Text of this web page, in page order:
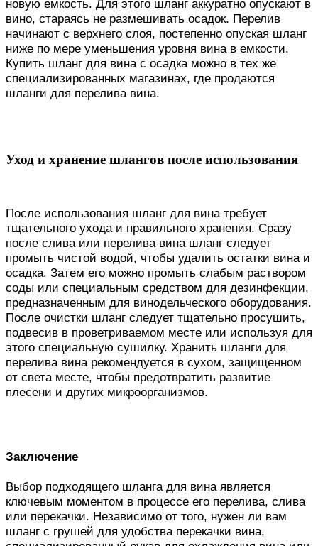
новую емкость. Для этого шланг аккуратно опускают в
вино, стараясь не размешивать осадок. Перелив
начинают с верхнего слоя, постепенно опуская шланг
ниже по мере уменьшения уровня вина в емкости.
Купить шланг для вина с осадка можно в тех же
специализированных магазинах, где продаются
шланги для перелива вина.
Уход и хранение шлангов после использования
После использования шланг для вина требует
тщательного ухода и правильного хранения. Сразу
после слива или перелива вина шланг следует
промыть чистой водой, чтобы удалить остатки вина и
осадка. Затем его можно промыть слабым раствором
соды или специальным средством для дезинфекции,
предназначенным для винодельческого оборудования.
После очистки шланг следует тщательно просушить,
подвесив в проветриваемом месте или используя для
этого специальную сушилку. Хранить шланги для
перелива вина рекомендуется в сухом, защищенном
от света месте, чтобы предотвратить развитие
плесени и других микроорганизмов.
Заключение
Выбор подходящего шланга для вина является
ключевым моментом в процессе его перелива, слива
или перекачки. Независимо от того, нужен ли вам
шланг с грушей для удобства перекачки вина,